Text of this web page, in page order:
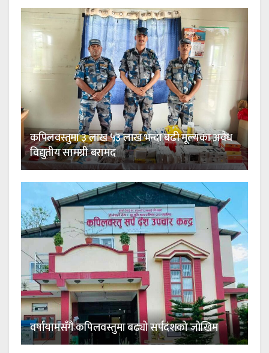
कपिलवस्तुमा ३ लाख ५३ लाख भन्दा बढी मूल्यका अवैध
विद्युतीय सामग्री बरामद
वर्षायामसँगै कपिलवस्तुमा बढ्यो सर्पदंशको जोखिम